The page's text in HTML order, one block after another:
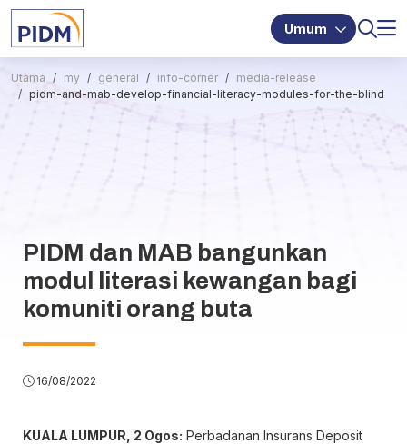
Umum
Utama my general info-corner
media-release
pidm-and-mab-develop-financial-literacy-modules-for-the-blind
PIDM dan MAB bangunkan
modul literasi kewangan bagi
komuniti orang buta
16/08/2022
KUALA LUMPUR, 2 Ogos: Perbadanan Insurans Deposit